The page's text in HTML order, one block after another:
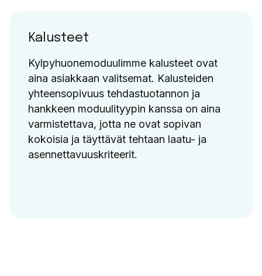
Kalusteet
Kylpyhuonemoduulimme kalusteet ovat
aina asiakkaan valitsemat. Kalusteiden
yhteensopivuus tehdastuotannon ja
hankkeen moduulityypin kanssa on aina
varmistettava, jotta ne ovat sopivan
kokoisia ja täyttävät tehtaan laatu- ja
asennettavuuskriteerit.